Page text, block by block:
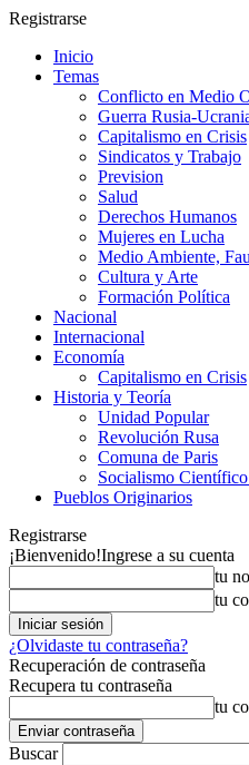
Registrarse
Inicio
Temas
Conflicto en Medio
Guerra Rusia-
Capitalismo en Crisis
Sindicatos y Trabajo
Prevision
Salud
Derechos Humanos
Mujeres en Lucha
Medio Ambiente,
Cultura y Arte
Formación Política
Nacional
Internacional
Economía
Capitalismo en Crisis
Historia y Teoría
Unidad Popular
Revolución Rusa
Comuna de Paris
Socialismo
Pueblos Originarios
Registrarse
¡Bienvenido!Ingrese a su cuenta
tu
tu
¿Olvidaste tu contraseña?
Recuperación de contraseña
Recupera tu contraseña
tu
Buscar